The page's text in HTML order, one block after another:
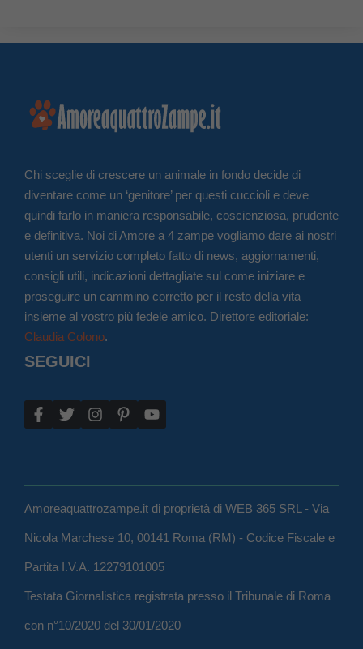
Chi sceglie di crescere un animale in fondo decide di
diventare come un ‘genitore’ per questi cuccioli e deve
quindi farlo in maniera responsabile, coscienziosa, prudente
e definitiva. Noi di Amore a 4 zampe vogliamo dare ai nostri
utenti un servizio completo fatto di news, aggiornamenti,
consigli utili, indicazioni dettagliate sul come iniziare e
proseguire un cammino corretto per il resto della vita
insieme al vostro più fedele amico. Direttore editoriale:
Claudia Colono.
SEGUICI
Amoreaquattrozampe.it di proprietà di WEB 365 SRL - Via
Nicola Marchese 10, 00141 Roma (RM) - Codice Fiscale e
Partita I.V.A. 12279101005
Testata Giornalistica registrata presso il Tribunale di Roma
con n°10/2020 del 30/01/2020